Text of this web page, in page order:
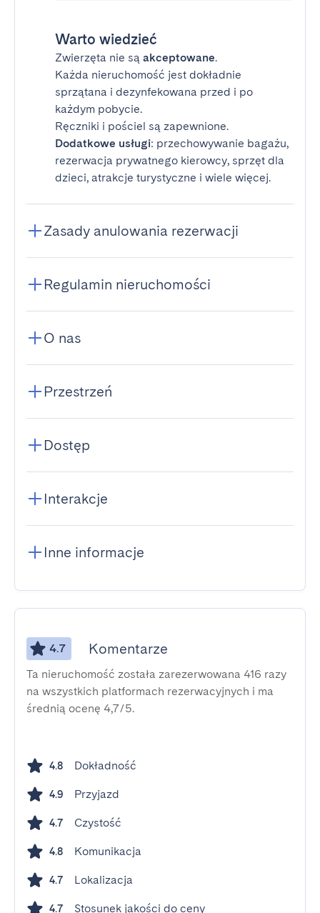
Warto wiedzieć
Zwierzęta nie są akceptowane.
Każda nieruchomość jest dokładnie
sprzątana i dezynfekowana przed i po
każdym pobycie.
Ręczniki i pościel są zapewnione.
Dodatkowe usługi: przechowywanie bagażu,
rezerwacja prywatnego kierowcy, sprzęt dla
dzieci, atrakcje turystyczne i wiele więcej.
Zasady anulowania rezerwacji
Regulamin nieruchomości
O nas
Przestrzeń
Dostęp
Interakcje
Inne informacje
4.7 Komentarze
Ta nieruchomość została zarezerwowana 416 razy
na wszystkich platformach rezerwacyjnych i ma
średnią ocenę 4,7/5.
4.8 Dokładność
4.9 Przyjazd
4.7 Czystość
4.8 Komunikacja
4.7 Lokalizacja
4.7 Stosunek jakości do ceny